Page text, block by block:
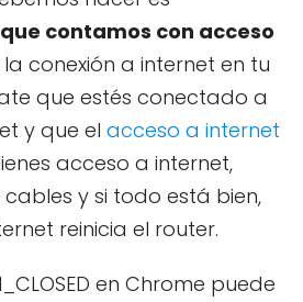
contamos con acceso
la conexión a internet en tu
que estés conectado a
y que el acceso a internet
acceso a internet,
y si todo está bien,
reinicia el router.
en Chrome puede